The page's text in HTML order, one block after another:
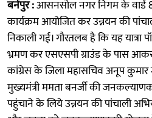
बर्नपुर :आसनसोल नगर निगम के वार्ड
कार्यक्रम आयोजित कर उन्नयन की
निकाली गई। गौरतलब है कि यह यात्रा
भ्रमण कर एसएसपी ग्राउंड के पास
कांग्रेस के जिला महासचिव अनूप कुमार
मुख्यमंत्री ममता बनर्जी की
पहुंचाने के लिये उन्नयन की पांचाली